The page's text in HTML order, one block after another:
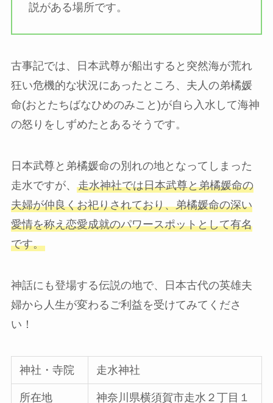
説がある場所です。
古事記では、日本武尊が船出すると突然海が荒れ
狂い危機的な状況にあったところ、夫人の弟橘媛
命(おとたちばなひめのみこと)が自ら入水して海神
の怒りをしずめたとあるそうです。
日本武尊と弟橘媛命の別れの地となってしまった
走水ですが、 走水神社では日本武尊と弟橘媛命の
夫婦が仲良くお祀りされており、弟橘媛命の深い
愛情を称え恋愛成就のパワースポットとして有名
です。
神話にも登場する伝説の地で、日本古代の英雄夫
婦から人生が変わるご利益を受けてみてくださ
い！
神社・寺院 走水神社
所在地
神奈川県横須賀市走水２丁目１